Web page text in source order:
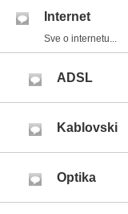
Internet
Sve o internetu...
ADSL
Kablovski
Optika